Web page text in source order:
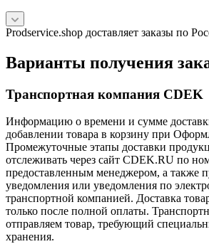
Prodservice.shop доставляет заказы по
Варианты получения
Транспортная компания CDEK
Информацию о времени и сумме
добавлении товара в корзину при
Промежуточные этапы доставки
отслеживать через сайт CDEK.RU по
предоставленным менеджером, а также
уведомления или уведомления по
транспортной компанией. Доставка
только после полной оплаты.
отправляем товар, требующий
хранения.